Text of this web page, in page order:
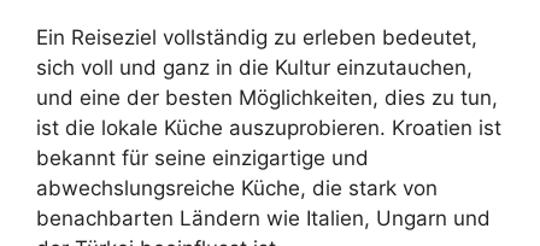
Ein Reiseziel vollständig zu erleben bedeutet,
sich voll und ganz in die Kultur einzutauchen,
und eine der besten Möglichkeiten, dies zu tun,
ist die lokale Küche auszuprobieren. Kroatien ist
bekannt für seine einzigartige und
abwechslungsreiche Küche, die stark von
benachbarten Ländern wie Italien, Ungarn und